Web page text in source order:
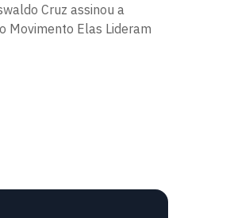
Cruz assinou a
Movimento Elas Lideram